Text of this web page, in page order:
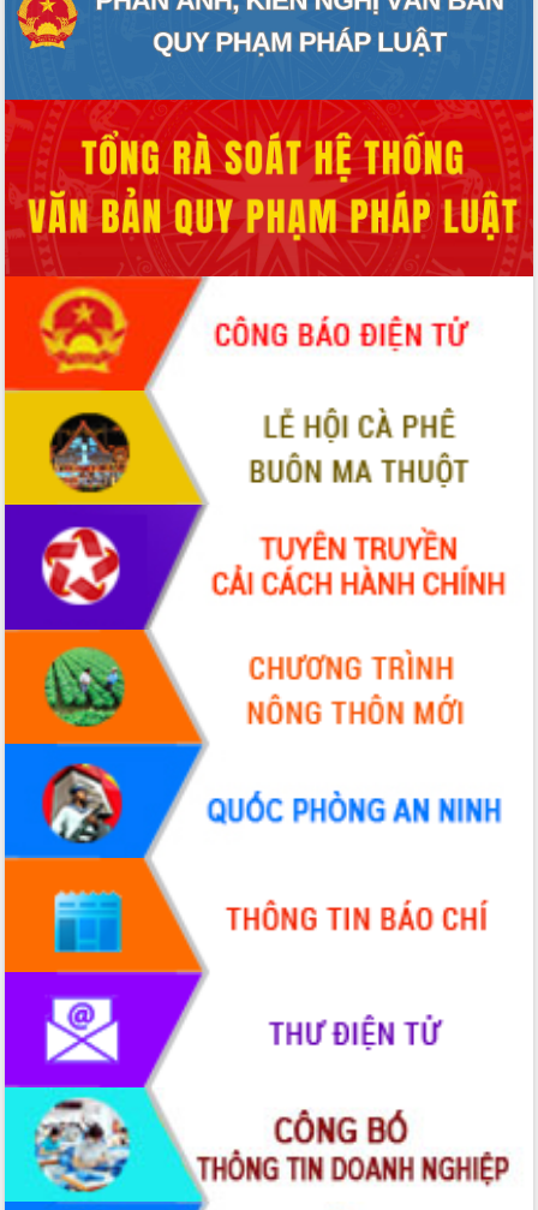
Đắk Lắk công bố Quy hoạch và xúc
tiến đầu tư tỉnh
Diễn đàn Kinh tế tư nhân Việt Nam đột
phá cơ chế - Hợp tác công tư
Đề án 06 tạo bước ngoặt đột phá trong
cải cách hành chính tỉnh Đắk Lắk
Kết nối tour, đẩy mạnh chuyển đổi số
để phát triển du lịch Đắk Lắk
Khởi động Dự án Đầu tư xây dựng hạ
tầng kỹ thuật Cụm công nghiệp Tân
Tiến
Gặp mặt các cơ quan báo chí nhân Kỷ
niệm 101 năm Ngày Báo chí Cách
mạng Việt Nam
Đắk Lắk sơ kết 4 năm triển khai thực
hiện Đề án 06 của Chính phủ
Họp báo thông tin về Hội nghị Công bố
Quy hoạch và Xúc tiến đầu tư tỉnh Đắk
Khơi thông điểm nghẽn, đẩy nhanh
giải ngân vốn khắc phục thiên tai
HĐND tỉnh thông qua điều chỉnh Quy
hoạch tỉnh thời kỳ 2021-2030
Hội thảo góp ý hồ sơ điều chỉnh quy
hoạch tỉnh Đắk Lắk thời kỳ 2021-2030,
tầm nhìn đến năm 2050
Nâng cao hiệu quả hoạt động của các
doanh nghiệp nhà nước
Hội nghị triển khai kết nối mạng
truyền số liệu chuyên dùng phục vụ cơ
quan Đảng, Nhà nước
Lễ phát động chuỗi hoạt động chung
tay làm sạch môi trường
Xã Ea Kar bước chuyển mình trong
công tác cải cách hành chính mô hình
UBND tỉnh họp báo định kỳ tháng 4
năm 2026
Hội thảo khoa học “Giải pháp thúc đẩy
phát triển nền kinh tế xanh tại tỉnh
Đắk Lắk”
Tăng cường giám sát, đôn đốc thực
hiện nhiệm vụ quản lý tài sản công
hàng tuần